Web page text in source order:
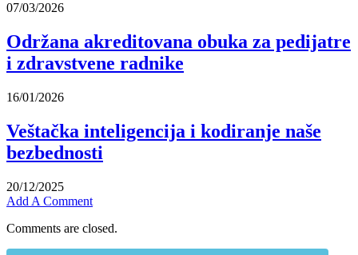
07/03/2026
Održana akreditovana obuka za pedijatre
i zdravstvene radnike
16/01/2026
Veštačka inteligencija i kodiranje naše
bezbednosti
20/12/2025
Add A Comment
Comments are closed.